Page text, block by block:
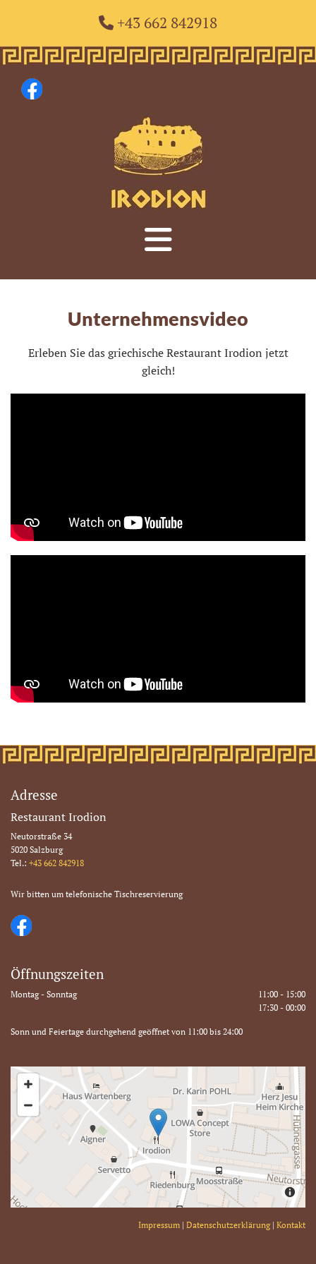
 +43 662 842918
Unternehmensvideo
Erleben Sie das griechische Restaurant Irodion jetzt
gleich!
Adresse
Restaurant Irodion
Neutorstraße 34
5020 Salzburg
Tel.: +43 662 842918
Wir bitten um telefonische Tischreservierung
Öffnungszeiten
Montag - Sonntag
11:00 - 15:00
17:30 - 00:00
Sonn und Feiertage durchgehend geöffnet von 11:00 bis 24:00
Impressum | Datenschutzerklärung| Kontakt